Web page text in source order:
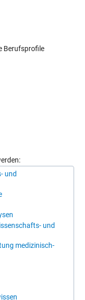
Berufsprofile
und
und
medizinisch-